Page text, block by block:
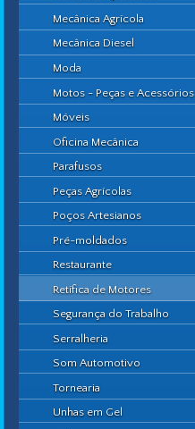
Mecânica Agrícola
Mecânica Diesel
Moda
Motos - Peças e Acessórios
Móveis
Oficina Mecânica
Parafusos
Peças Agrícolas
Poços Artesianos
Pré-moldados
Restaurante
Retífica de Motores
Segurança do Trabalho
Serralheria
Som Automotivo
Tornearia
Unhas em Gel